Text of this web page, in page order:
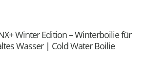
Winter Edition – Winterboilie für
Wasser | Cold Water Boilie